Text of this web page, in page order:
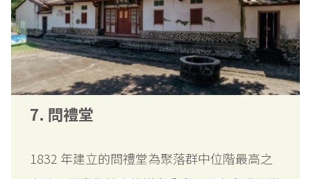
7. 問禮堂
1832 年建立的問禮堂為聚落群中位階最高之